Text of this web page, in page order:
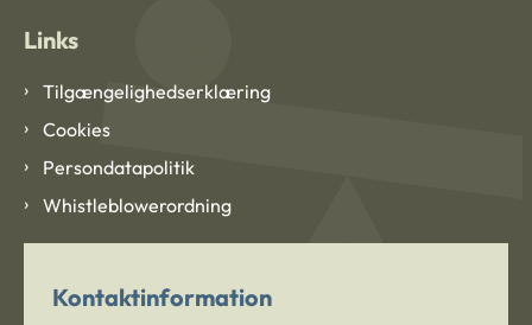
Links
Tilgængelighedserklæring
Cookies
Persondatapolitik
Whistleblowerordning
Kontaktinformation